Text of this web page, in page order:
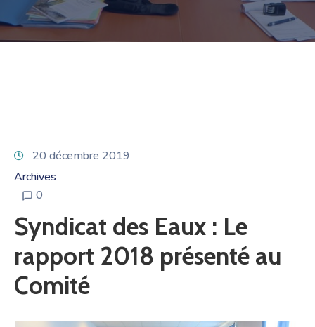
20 décembre 2019
Archives
0
Syndicat des Eaux : Le
rapport 2018 présenté au
Comité